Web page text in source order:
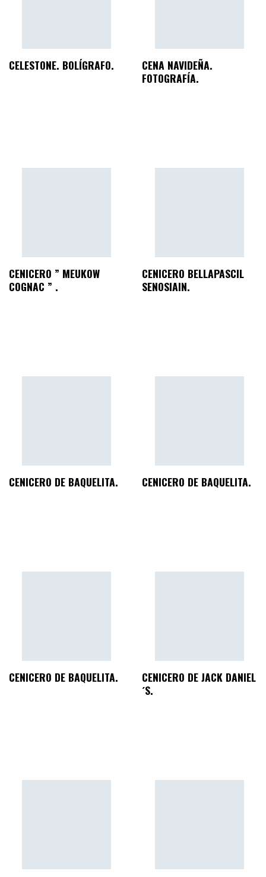
CELESTONE. BOLÍGRAFO.
CENA NAVIDEÑA.
FOTOGRAFÍA.
CENICERO ” MEUKOW
COGNAC ” .
CENICERO BELLAPASCIL
SENOSIAIN.
CENICERO DE BAQUELITA. CENICERO DE BAQUELITA.
CENICERO DE BAQUELITA.
CENICERO DE JACK DANIEL
´S.